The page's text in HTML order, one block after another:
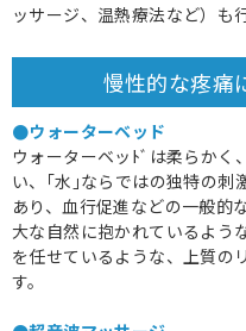
ッサージ、温熱療法など）も
慢性的な疼痛
●ウォーターベッド
ウォーターベッﾄﾞは柔らかく
い、｢水｣ならではの独特の刺
あり、血行促進などの一般的
大な自然に抱かれているよう
を任せているような、上質の
す。